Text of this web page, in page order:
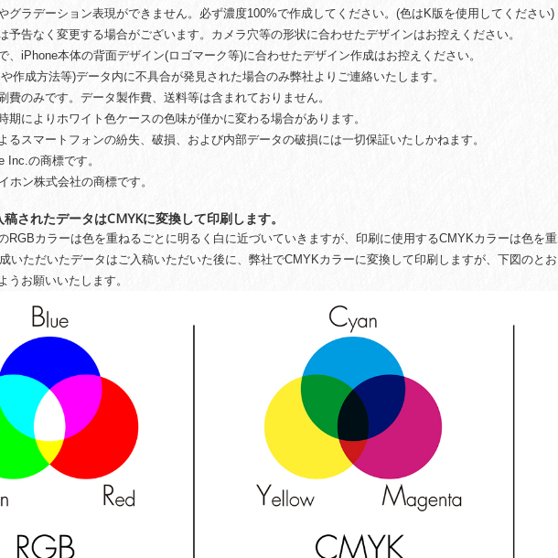
グラデーション表現ができません。必ず濃度100%で作成してください。(色はK版を使用してください)
予告なく変更する場合がございます。カメラ穴等の形状に合わせたデザインはお控えください。
、iPhone本体の背面デザイン(ロゴマーク等)に合わせたデザイン作成はお控えください。
作成方法等)データ内に不具合が発見された場合のみ弊社よりご連絡いたします。
費のみです。データ製作費、送料等は含まれておりません。
期によりホワイト色ケースの色味が僅かに変わる場合があります。
るスマートフォンの紛失、破損、および内部データの破損には一切保証いたしかねます。
Inc.の商標です。
ホン株式会社の商標です。
されたデータはCMYKに変換して印刷します。
RGBカラーは色を重ねるごとに明るく白に近づいていきますが、印刷に使用するCMYKカラーは色を
いただいたデータはご入稿いただいた後に、弊社でCMYKカラーに変換して印刷しますが、下図のと
うお願いいたします。